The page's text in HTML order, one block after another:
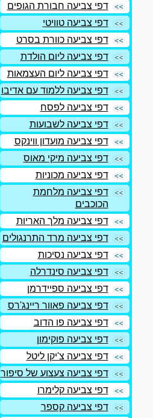
דפי צביעה חבורת הגופים
דפי צביעה טוויטי
דפי צביעה כוורת בסרט
דפי צביעה ליום הולדת
דפי צביעה ליום העצמאות
דפי צביעה ללמוד עם אדיבו
דפי צביעה לפסח
דפי צביעה לשבועות
דפי צביעה מועדון ווינקס
דפי צביעה מיקי מאוס
דפי צביעה מכוניות
דפי צביעה מלחמת
הכוכבים
דפי צביעה מלך האריות
דפי צביעה מרד התרנגולים
דפי צביעה נסיכות
דפי צביעה סינדרלה
דפי צביעה ספיידרמן
דפי צביעה פאוור ריינג'רס
דפי צביעה פו הדוב
דפי צביעה פוקימון
דפי צביעה צ'יקן ליטל
דפי צביעה צעצוע של סיפור
דפי צביעה קלימרו
דפי צביעה קספר